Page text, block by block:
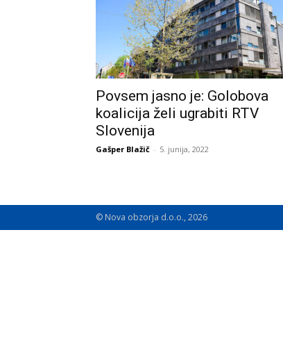
Povsem jasno je: Golobova
koalicija želi ugrabiti RTV
Slovenija
Gašper Blažič - 5. junija, 2022
© Nova obzorja d.o.o., 2026